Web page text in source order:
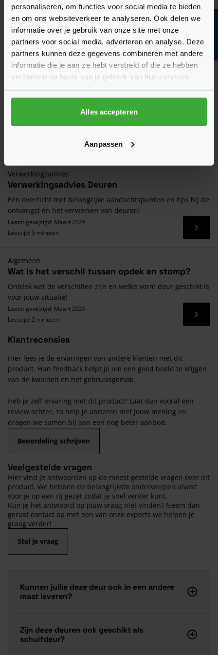
personaliseren, om functies voor social media te bieden
en om ons websiteverkeer te analyseren. Ook delen we
informatie over je gebruik van onze site met onze
partners voor social media, adverteren en analyse. Deze
partners kunnen deze gegevens combineren met andere
informatie die je aan ze hebt verstrekt of die ze hebben
verzameld op basis van je gebruik van hun services.
Alles accepteren
Aanpassen
De draairichting van een deur bepalen
Moet je de draairichting van je nieuwe deur aangeven? Wij
leggen hier uit hoe je de draairichting kunt bepalen!
Laatst gewijzigd: Februari 2026
Leestijd: 2 minuten
Lees
Een deur opmeten: hoe doe je dat?
Het opmeten moet nauwkeurig gebeuren. Wij leggen uit hoe
je zowel een opdekdeur als stompe deur opmeet!
Verwerkingsadvies
Verwerkingsadvies Deuren
Een overzicht met belangrijke aandachtspunten en tips bij de
ontvangst én het verwerken van deuren!
Laatst gewijzigd: Maart 2026
Leestijd: 5 minuten
Lees
Algemeen
Wat is het verschil tussen opdek en stomp?
Ontdek wat de verschillen zijn en welke vorm deur geschikt is
voor jouw situatie!
Laatst gewijzigd: Maart 2026
Leestijd: 2 minuten
Lees
Klantrecensies
Hier lees je de ervaringen van andere klanten met dit
product. Hun feedback helpt je om een goed beeld te krijgen
van de kwaliteit en het gebruiksgemak.
Heb je zelf ervaring met dit product? Laat dan vooral een
review achter, zo help je anderen met jouw mening en
dragen we samen bij aan een nog beter aanbod.
Beoordeling schrijven
Veelgestelde vragen
Hier vind je antwoorden op de meest gestelde vragen over dit
product. We hebben de belangrijkste onderwerpen alvast
voor je op een rij gezet zodat je snel verder kunt.
Kun je het antwoord op jouw vraag niet vinden? Neem dan
gerust contact op met een van onze experts we helpen je
graag verder!
Stel je vraag
Kunnen jullie deze deur ook in een andere
maat leveren?
Zijn deze deuren ook geschikt als
schuifdeur?